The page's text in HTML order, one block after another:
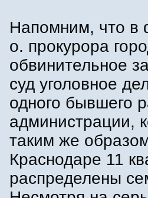
Напомним, что в
о. прокурора
обвинительное
суд уголовное
одного бывшего
администрации,
таким же
Краснодаре 11
распределены